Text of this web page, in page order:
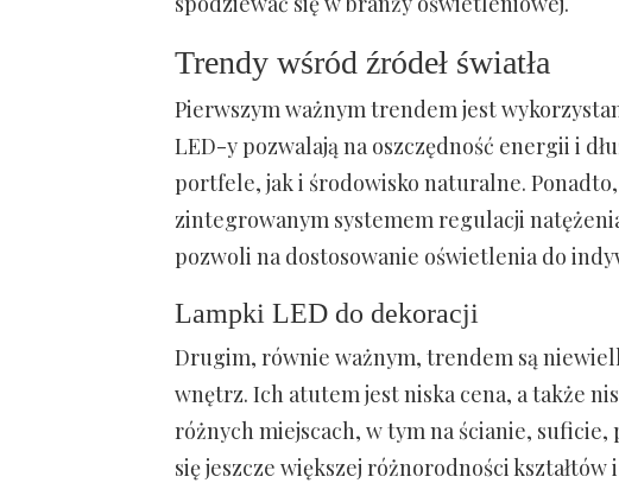
Trendy wśród źródeł światła
Pierwszym ważnym trendem jest
LED-y pozwalają na oszczędność energii i
portfele, jak i środowisko naturalne.
zintegrowanym systemem regulacji
pozwoli na dostosowanie oświetlenia do
Lampki LED do dekoracji
Drugim, równie ważnym, trendem są
wnętrz. Ich atutem jest niska cena, a także
różnych miejscach, w tym na ścianie, suficie,
się jeszcze większej różnorodności